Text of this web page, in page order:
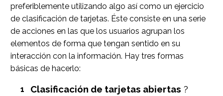
preferiblemente utilizando algo así como un ejercicio
de clasificación de tarjetas. Éste consiste en una serie
de acciones en las que los usuarios agrupan los
elementos de forma que tengan sentido en su
interacción con la información. Hay tres formas
básicas de hacerlo:
Clasificación de tarjetas abiertas ?